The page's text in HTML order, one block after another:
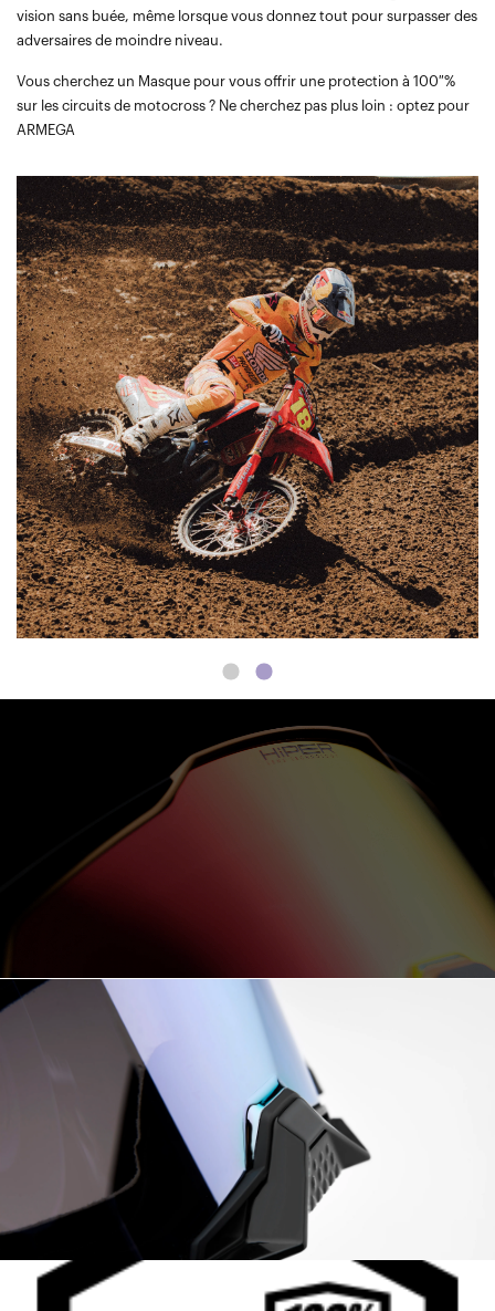
vision sans buée, même lorsque vous donnez tout pour surpasser des
adversaires de moindre niveau.
Vous cherchez un Masque pour vous offrir une protection à 100 %
sur les circuits de motocross ? Ne cherchez pas plus loin : optez pour
ARMEGA